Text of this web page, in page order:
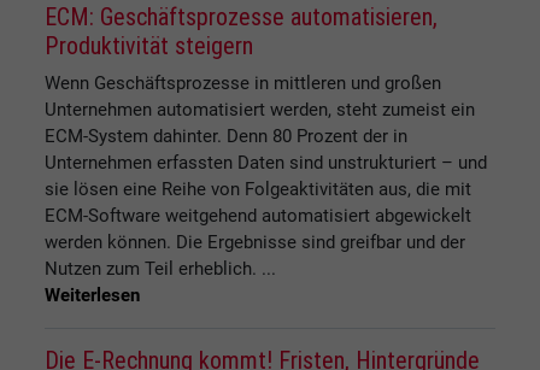
ECM: Geschäftsprozesse automatisieren,
Produktivität steigern
Wenn Geschäftsprozesse in mittleren und großen
Unternehmen automatisiert werden, steht zumeist ein
ECM-System dahinter. Denn 80 Prozent der in
Unternehmen erfassten Daten sind unstrukturiert – und
sie lösen eine Reihe von Folgeaktivitäten aus, die mit
ECM-Software weitgehend automatisiert abgewickelt
werden können. Die Ergebnisse sind greifbar und der
Nutzen zum Teil erheblich. ...
Weiterlesen
Die E-Rechnung kommt! Fristen, Hintergründe